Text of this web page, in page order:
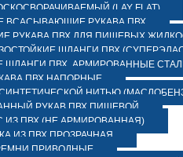
(LAY FLAT)
ВСАСЫВАЮЩИЕ РУКАВА ПВХ
РУКАВА ПВХ ДЛЯ ПИЩЕВЫХ
ШЛАНГИ ПВХ
ПВХ, АРМИРОВАННЫЕ
ПВХ НАПОРНЫЕ
НИТЬЮ
РУКАВ ПВХ ПИЩЕВОЙ
ИЗ ПВХ (НЕ АРМИРОВАННАЯ)
ИЗ ПВХ ПРОЗРАЧНАЯ
ПРИВОДНЫЕ